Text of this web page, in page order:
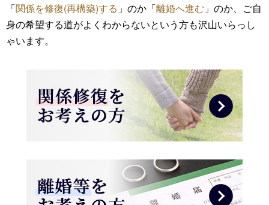
「関係を修復(再構築)する 」のか「離婚へ進む 」のか、ご自
身の希望する道がよくわからないという方も沢山いらっし
ゃいます。